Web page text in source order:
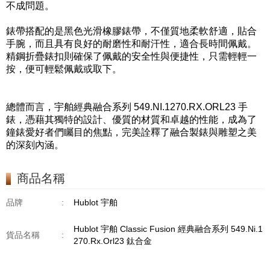
不成問題。
錶帶搭配的是黑色光滑橡膠錶帶，不僅質地柔軟舒適，貼合
手腕，而且具有良好的耐磨性和耐汗性，適合長時間佩戴。
精鋼折疊錶扣則確保了佩戴的安全性與便捷性，只需輕輕一
按，便可輕鬆佩戴或取下。
總體而言，宇舶經典融合系列 549.NI .1270.RX.ORL23 手
錶，憑藉其獨特的設計、優質的材質和卓越的性能，成為了
鐘錶愛好者們矚目的焦點，完美詮釋了融合製錶與雕塑之美
的深刻內涵。
商品名稱
品牌 : Hublot 宇舶
貨品名稱 :
Hublot 宇舶 Classic Fusion 經典融合系列 549.Ni.1
270.Rx.Orl23 鈦合金